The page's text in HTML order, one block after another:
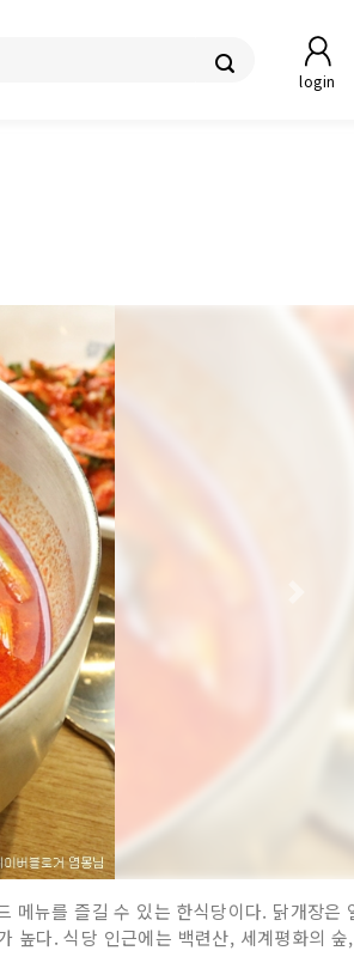
login
메뉴를 즐길 수 있는 한식당이다. 닭개장은
높다. 식당 인근에는 백련산, 세계평화의 숲